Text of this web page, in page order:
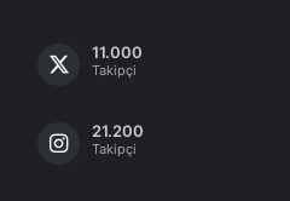
11.000
Takipçi
21.200
Takipçi